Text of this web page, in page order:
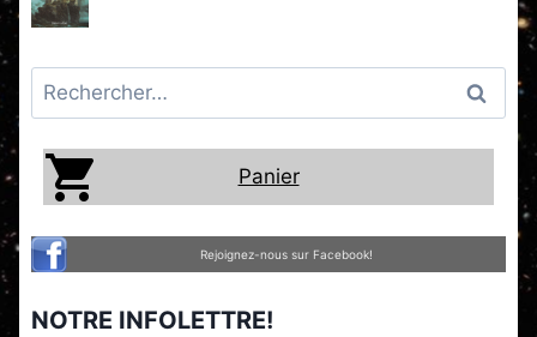
Rechercher :
Panier
Rejoignez-nous sur Facebook!
NOTRE INFOLETTRE!